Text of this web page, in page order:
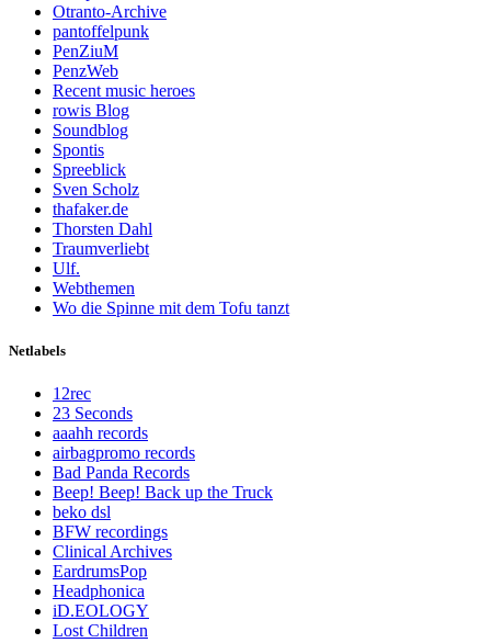
Otranto-Archive
pantoffelpunk
PenZiuM
PenzWeb
Recent music heroes
rowis Blog
Soundblog
Spontis
Spreeblick
Sven Scholz
thafaker.de
Thorsten Dahl
Traumverliebt
Ulf.
Webthemen
Wo die Spinne mit dem Tofu tanzt
Netlabels
12rec
23 Seconds
aaahh records
airbagpromo records
Bad Panda Records
Beep! Beep! Back up the Truck
beko dsl
BFW recordings
Clinical Archives
EardrumsPop
Headphonica
iD.EOLOGY
Lost Children